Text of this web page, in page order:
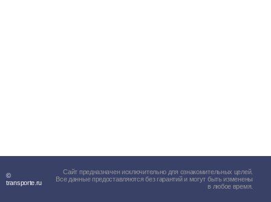
©
transporte.ru
Сайт предназначен исключительно для ознакомительных целей.
Все данные предоставляются без гарантий и могут быть изменены
в любое время.